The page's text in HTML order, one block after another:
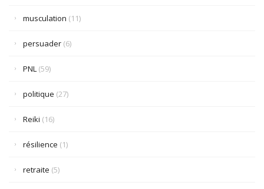
musculation (11)
persuader (6)
PNL (59)
politique (27)
Reiki (16)
résilience (1)
retraite (5)